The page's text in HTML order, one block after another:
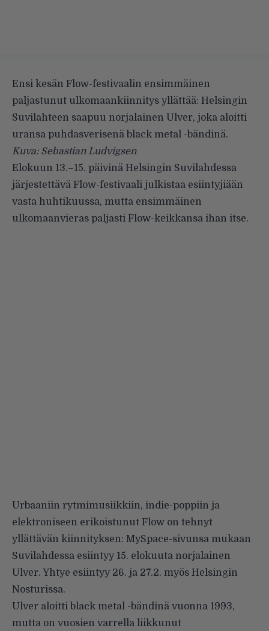
Ensi kesän Flow-festivaalin ensimmäinen
paljastunut ulkomaankiinnitys yllättää: Helsingin
Suvilahteen saapuu norjalainen Ulver, joka aloitti
uransa puhdasverisenä black metal -bändinä.
Kuva: Sebastian Ludvigsen
Elokuun 13.–15. päivinä Helsingin Suvilahdessa
järjestettävä Flow-festivaali julkistaa esiintyjiään
vasta huhtikuussa, mutta ensimmäinen
ulkomaanvieras paljasti Flow-keikkansa ihan itse.
Urbaaniin rytmimusiikkiin, indie-poppiin ja
elektroniseen erikoistunut Flow on tehnyt
yllättävän kiinnityksen: MySpace-sivunsa mukaan
Suvilahdessa esiintyy 15. elokuuta norjalainen
Ulver. Yhtye esiintyy 26. ja 27.2. myös Helsingin
Nosturissa.
Ulver aloitti black metal -bändinä vuonna 1993,
mutta on vuosien varrella liikkunut